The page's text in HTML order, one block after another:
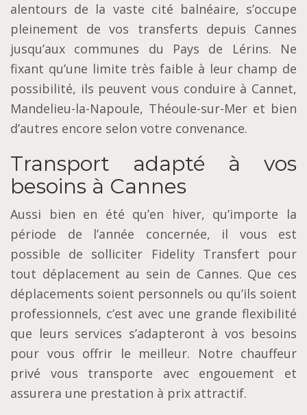
alentours de la vaste cité balnéaire, s’occupe
pleinement de vos transferts depuis Cannes
jusqu’aux communes du Pays de Lérins. Ne
fixant qu’une limite très faible à leur champ de
possibilité, ils peuvent vous conduire à Cannet,
Mandelieu-la-Napoule, Théoule-sur-Mer et bien
d’autres encore selon votre convenance.
Transport adapté à vos
besoins à Cannes
Aussi bien en été qu’en hiver, qu’importe la
période de l’année concernée, il vous est
possible de solliciter Fidelity Transfert pour
tout déplacement au sein de Cannes. Que ces
déplacements soient personnels ou qu’ils soient
professionnels, c’est avec une grande flexibilité
que leurs services s’adapteront à vos besoins
pour vous offrir le meilleur. Notre chauffeur
privé vous transporte avec engouement et
assurera une prestation à prix attractif.